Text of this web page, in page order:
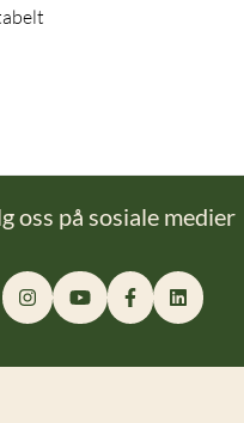
oss på sosiale medier